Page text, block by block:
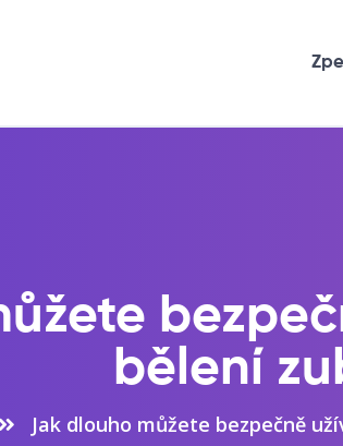
bělení
Jak dlouho můžete bezpečně